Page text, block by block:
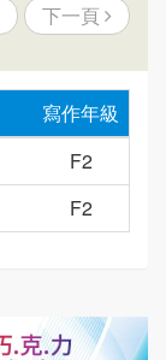
下一頁
寫作年級
F2
F2